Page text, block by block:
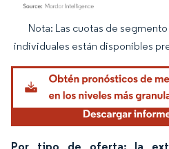
Imagen © Mordor Intelligence. El uso
Nota: Las cuotas de
individuales están disponibles
Por tipo de oferta: la